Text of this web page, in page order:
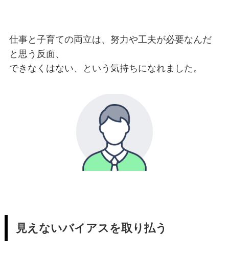
仕事と子育ての両立は、努力や工夫が必要なんだ
と思う反面、
できなくはない、という気持ちになれました。
見えないバイアスを取り払う